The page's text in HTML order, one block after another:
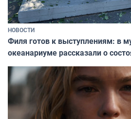
НОВОСТИ
Филя готов к выступлениям: в
океанариуме рассказали о